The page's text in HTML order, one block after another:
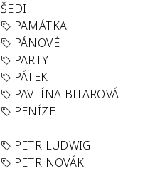
ŠEDI
PAMÁTKA
PÁNOVÉ
PARTY
PÁTEK
PAVLÍNA BITAROVÁ
PENÍZE
PETR LUDWIG
PETR NOVÁK